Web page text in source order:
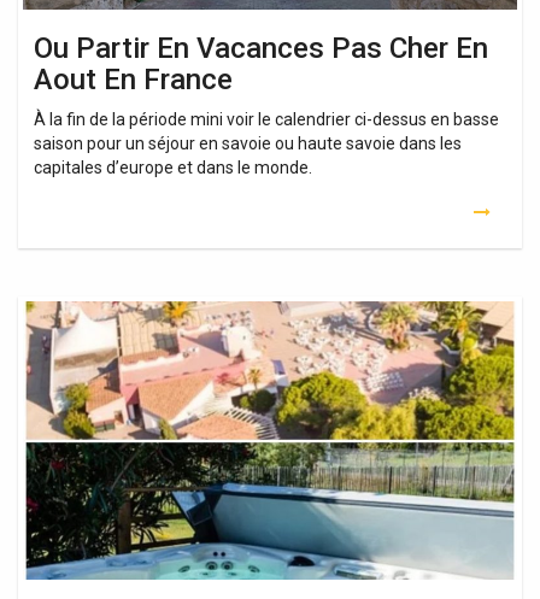
Ou Partir En Vacances Pas Cher En
Aout En France
À la fin de la période mini voir le calendrier ci-dessus en basse
saison pour un séjour en savoie ou haute savoie dans les
capitales d’europe et dans le monde.
Location
Vacances
Corse
Aout
2022